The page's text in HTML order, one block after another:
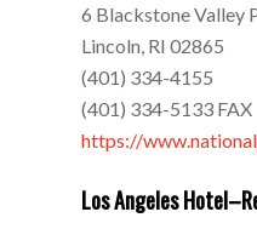
6 Blackstone Valley
Lincoln, RI 02865
(401) 334-4155
(401) 334-5133 FAX
https://
Los Angeles